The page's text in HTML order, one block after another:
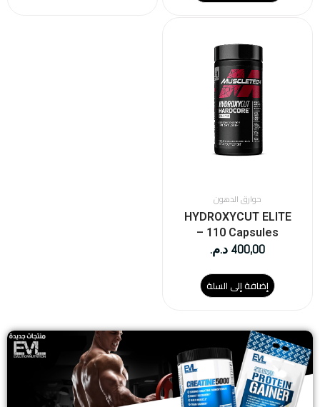
حوارق الدهون
HYDROXYCUT ELITE
– 110 Capsules
400,00 د.م.
إضافة إلى السلة